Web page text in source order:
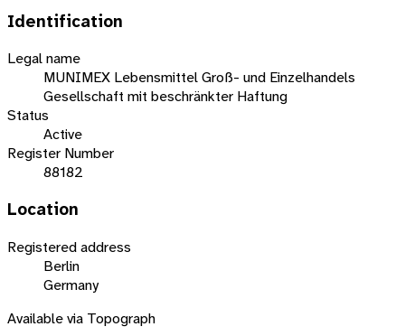
Identification
Legal name
MUNIMEX Lebensmittel Groß- und Einzelhandels
Gesellschaft mit beschränkter Haftung
Status
Active
Register Number
88182
Location
Registered address
Berlin
Germany
Available via Topograph